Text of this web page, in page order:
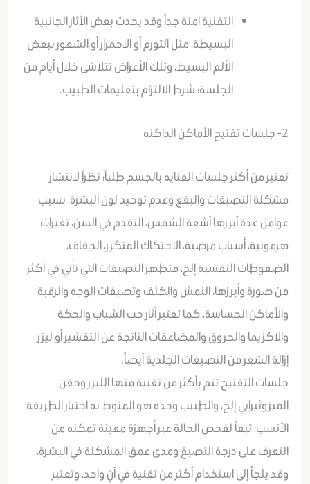
التقنية آمنة جداً وقد يحدث بعض الآثار الجانبية
البسيطة، مثل التورم أو الاحمرار أو الشعور ببعض
الألم البسيط، وتلك الأعراض تتلاشى خلال أيام من
الجلسة؛ شرط الالتزام بتعليمات الطبيب.
2- جلسات تفتيح الأماكن الداكنه
تعتبر من أكثر جلسات العنايه بالجسم طلباً؛ نظراً لانتشار
مشكلة التصبغات والبقع وعدم توحيد لون البشرة، بسبب
عوامل عدة أبرزها أشعة الشمس، التقدم في السن، تغيرات
هرمونية، أسباب مرضية، الاحتكاك المتكرر، الجفاف،
الضغوطات النفسية إلخ، فتظهر التصبغات التي تأتي في أكثر
من صورة وأبرزها، النمش والكلف وتصبغات الوجه والرقبة
والأماكن الحساسة، كما تعتبر آثار حب الشباب والحكة
والاكزيما والحروق والمضاعفات الناتجة عن التقشير أو ليزر
إزالة الشعر من التصبغات الجلدية أيضاً.
جلسات التفتيح تتم بأكثر من تقنية منها الليزر وحقن
الميزوثيرابي إلخ، والطبيب وحده هو المنوط به اختيار الطريقة
الأنسب؛ تبعاً لفحص الحالة عبر أجهزة معينة تمكنه من
التعرف على درجة التصبغ ومدى عمق المشكلة في البشرة،
وقد يلجأ إلى استخدام أكثر من تقنية في آنِِ واحد، وتعتبر